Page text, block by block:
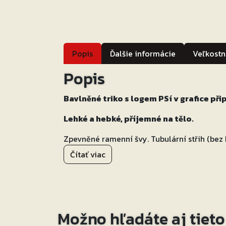
Popis Ďalšie informácie
Popis
Bavlněné triko s logem PSí v grafice
Lehké a hebké, příjemné na tělo.
Zpevněné ramenní švy. Tubulární střih
úpletem s příměsí elastanu. Silikonová
povrchu. Pratelné na 40 °C.
Čítať viac
Možno hľadáte aj